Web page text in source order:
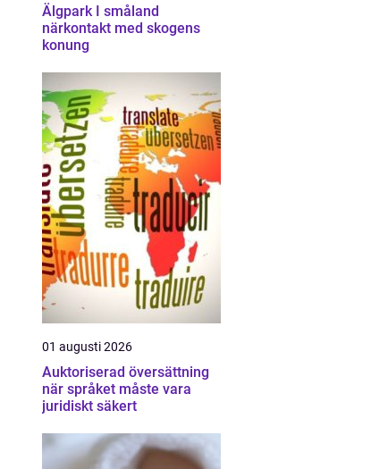
Älgpark I småland
närkontakt med skogens
konung
01 augusti 2026
Auktoriserad översättning
när språket måste vara
juridiskt säkert